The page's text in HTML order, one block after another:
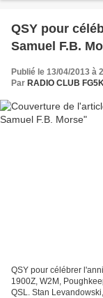
QSY pour
Samuel F.B.
Publié le 13/04/2013 à
Par RADIO CLUB
QSY pour célébrer
1900Z, W2M,
QSL. Stan